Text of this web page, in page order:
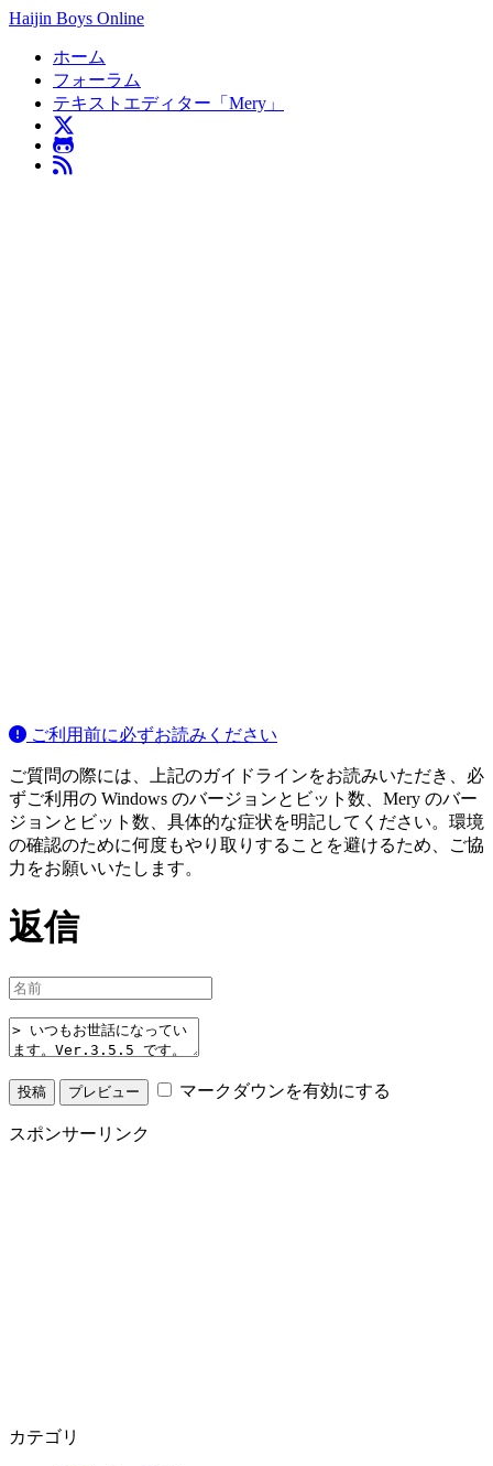
Haijin Boys Online
ホーム
フォーラム
テキストエディター「Mery」
ご利用前に必ずお読みください
ご質問の際には、上記のガイドラインをお読みいただき、必
ずご利用の Windows のバージョンとビット数、Mery のバー
ジョンとビット数、具体的な症状を明記してください。環境
の確認のために何度もやり取りすることを避けるため、ご協
力をお願いいたします。
返信
マークダウンを有効にする
スポンサーリンク
カテゴリ